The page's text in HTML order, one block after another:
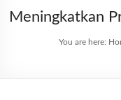
Meningkatkan
You are here: